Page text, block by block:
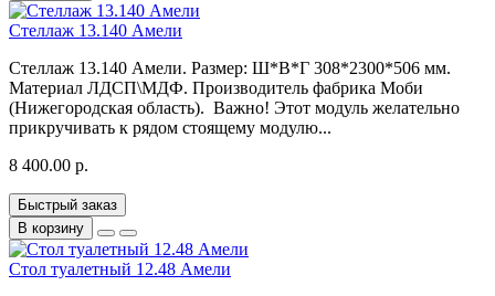
Стеллаж 13.140 Амели
Стеллаж 13.140 Амели. Размер: Ш*В*Г 308*2300*506 мм.
Материал ЛДСП\МДФ. Производитель фабрика Моби
(Нижегородская область). Важно! Этот модуль желательно
прикручивать к рядом стоящему модулю...
8 400.00 р.
Быстрый заказ
В корзину
Стол туалетный 12.48 Амели